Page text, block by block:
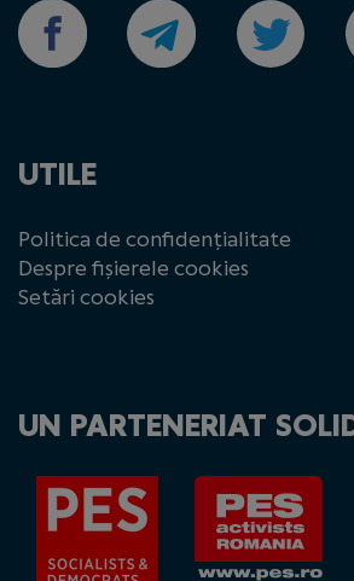
UTILE
Politica de confidențialitate
Despre fișierele cookies
Setări cookies
UN PARTENERIAT